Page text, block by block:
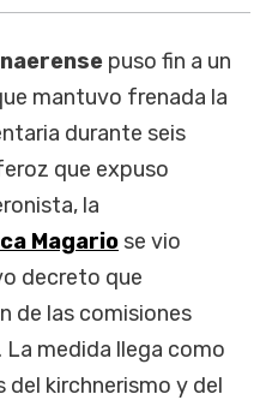
puso fin a un
mantuvo frenada la
durante seis
que expuso
la
Magario se vio
decreto que
de las comisiones
medida llega como
del kirchnerismo y del